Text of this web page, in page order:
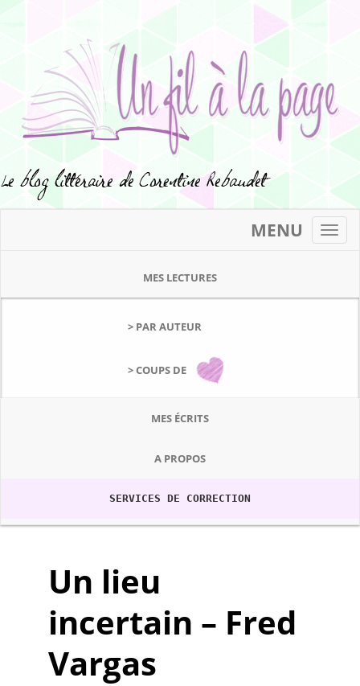
MENU
MES LECTURES
> PAR AUTEUR
> COUPS DE
MES ÉCRITS
A PROPOS
SERVICES DE CORRECTION
Un lieu
incertain – Fred
Vargas